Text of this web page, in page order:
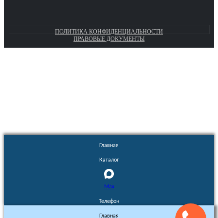
ПОЛИТИКА КОНФИДЕНЦИАЛЬНОСТИ
ПРАВОВЫЕ ДОКУМЕНТЫ
Главная
Каталог
Max
Телефон
Главная